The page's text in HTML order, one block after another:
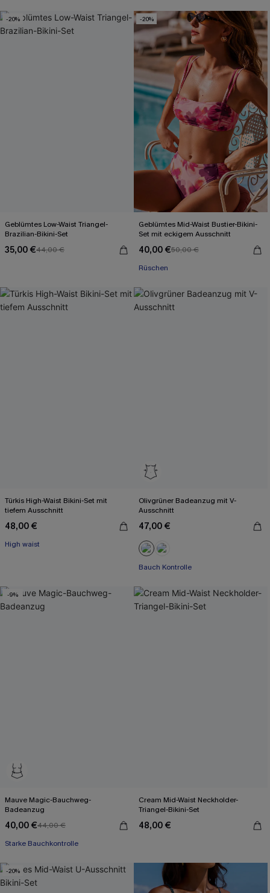
-20%
Geblümtes Low-Waist Triangel-
Brazilian-Bikini-Set
35,00 €44,00 €
-20%
Geblümtes Mid-Waist Bustier-Bikini-
Set mit eckigem Ausschnitt
40,00 €50,00 €
Rüschen
Türkis High-Waist Bikini-Set mit
tiefem Ausschnitt
48,00 €
High waist
Olivgrüner Badeanzug mit V-
Ausschnitt
47,00 €
Bauch Kontrolle
-9%
Mauve Magic-Bauchweg-
Badeanzug
40,00 €44,00 €
Starke Bauchkontrolle
Cream Mid-Waist Neckholder-
Triangel-Bikini-Set
48,00 €
-20%